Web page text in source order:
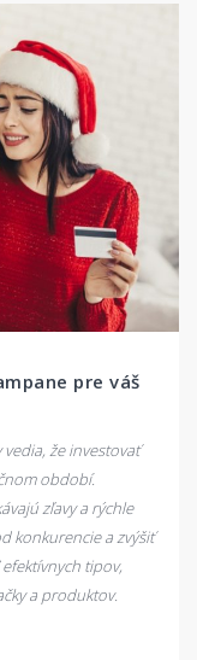
pre váš
že investovať
období.
zľavy a rýchle
konkurencie a zvýšiť
tipov,
a produktov.